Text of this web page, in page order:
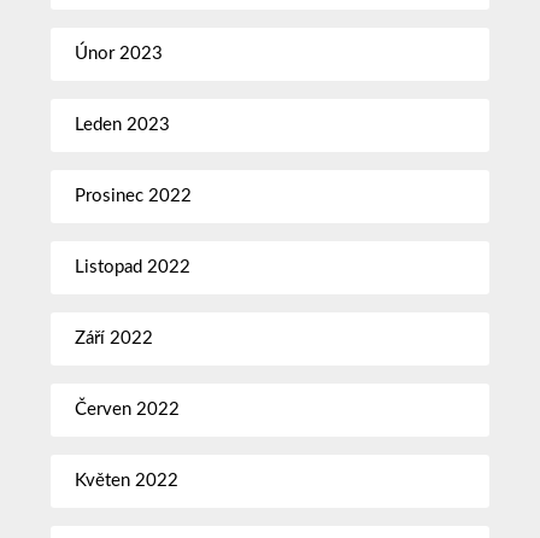
Únor 2023
Leden 2023
Prosinec 2022
Listopad 2022
Září 2022
Červen 2022
Květen 2022